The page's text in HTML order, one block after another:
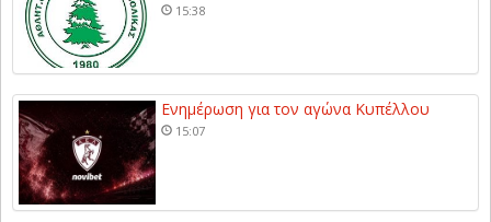
15:38
Ενημέρωση για τον αγώνα Κυπέλλου
15:07